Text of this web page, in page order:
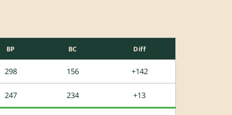
BP BC Diff
298 156 +142
247 234 +13